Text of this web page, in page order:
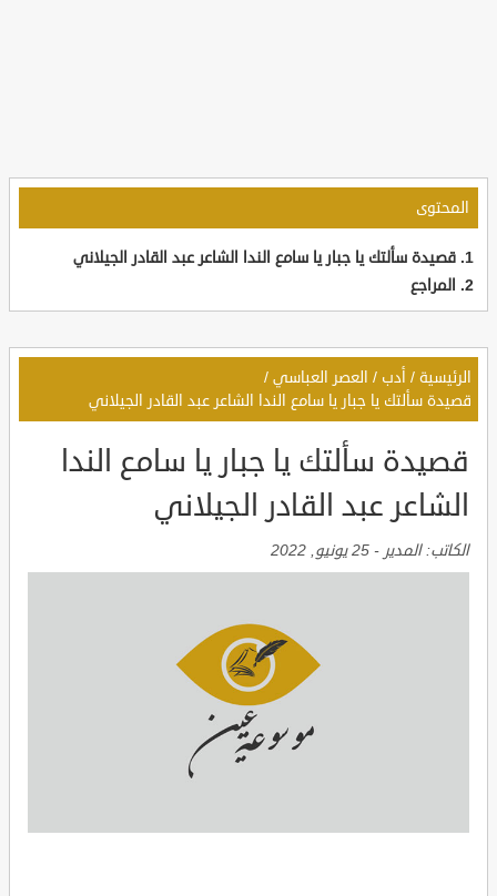
المحتوى
قصيدة سألتك يا جبار يا سامع الندا الشاعر عبد القادر الجيلاني
المراجع
الرئيسية / أدب / العصر العباسي /
قصيدة سألتك يا جبار يا سامع الندا الشاعر عبد القادر الجيلاني
قصيدة سألتك يا جبار يا سامع الندا
الشاعر عبد القادر الجيلاني
الكاتب:المدير - 25 يونيو, 2022